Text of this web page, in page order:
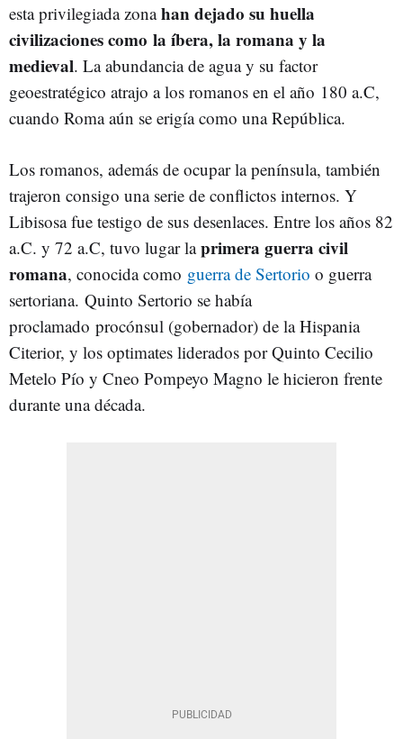
esta privilegiada zonahan dejado su huella
civilizaciones como la íbera, la romana y la
medieval. La abundancia de agua y su factor
geoestratégico atrajo a los romanos en el año 180 a.C,
cuando Roma aún se erigía como una República.
Los romanos, además de ocupar la península, también
trajeron consigo una serie de conflictos internos. Y
Libisosa fue testigo de sus desenlaces. Entre los años 82
a.C. y 72 a.C, tuvo lugar laprimera guerra civil
romana, conocida como guerra de Sertorio o guerra
sertoriana. Quinto Sertorio se había
proclamado procónsul (gobernador) de la Hispania
Citerior, y los optimates liderados por Quinto Cecilio
Metelo Pío y Cneo Pompeyo Magno le hicieron frente
durante una década.